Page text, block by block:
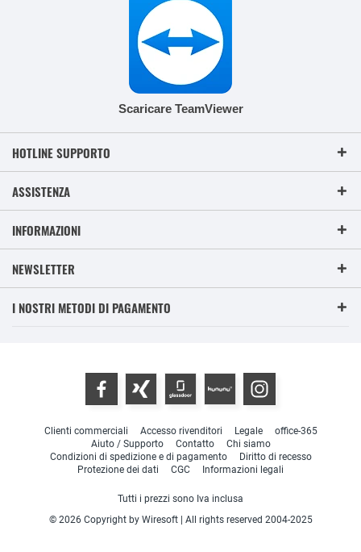
Scaricare TeamViewer
HOTLINE SUPPORTO
ASSISTENZA
INFORMAZIONI
NEWSLETTER
I NOSTRI METODI DI PAGAMENTO
Clienti commerciali Accesso rivenditori Legale
office-365
Aiuto / Supporto
Contatto
Chi siamo
Condizioni di spedizione e di pagamento
Diritto di recesso
Protezione dei dati
CGC Informazioni legali
Tutti i prezzi sono Iva inclusa
© 2026 Copyright by Wiresoft | All rights reserved 2004-2025